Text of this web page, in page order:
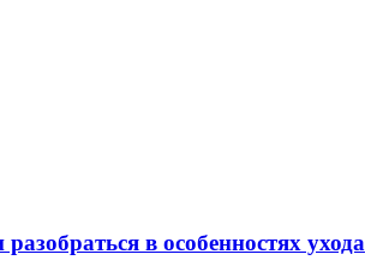
в особенностях ухода